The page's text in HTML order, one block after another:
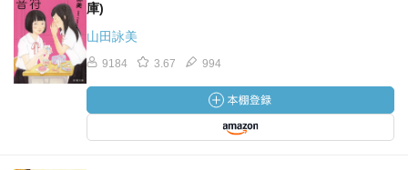
庫)
山田詠美
9184 3.67 994